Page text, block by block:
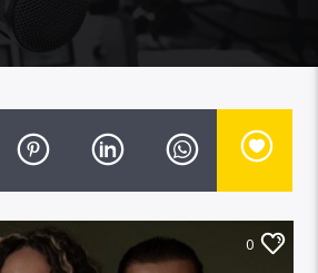
0